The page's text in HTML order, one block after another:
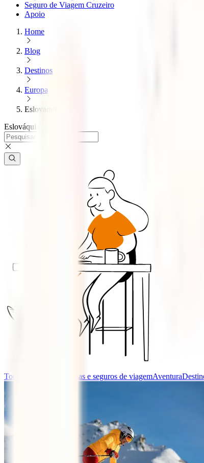
Seguro de Viagem Cruzeiro
Apoio
Home
Blog
Destinos
Europa
Eslovaquia
Eslováquia
Todas as categorias Guias e seguros de viagemAventura